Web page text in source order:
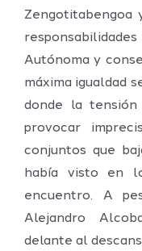
Zengotitabengoa
Autónoma y
máxima igualdad
donde la
provocar
conjuntos que
había visto en
encuentro. A
Alejandro
delante al